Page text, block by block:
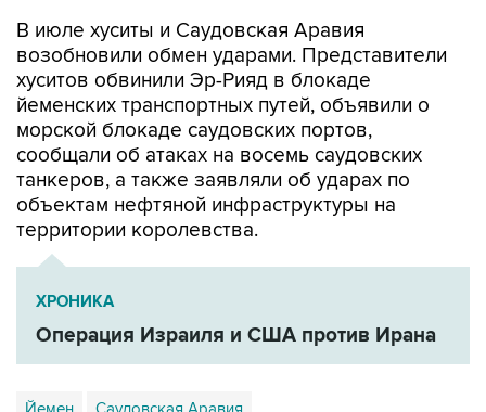
В июле хуситы и Саудовская Аравия
возобновили обмен ударами. Представители
хуситов обвинили Эр-Рияд в блокаде
йеменских транспортных путей, объявили о
морской блокаде саудовских портов,
сообщали об атаках на восемь саудовских
танкеров, а также заявляли об ударах по
объектам нефтяной инфраструктуры на
территории королевства.
ХРОНИКА
Операция Израиля и США против Ирана